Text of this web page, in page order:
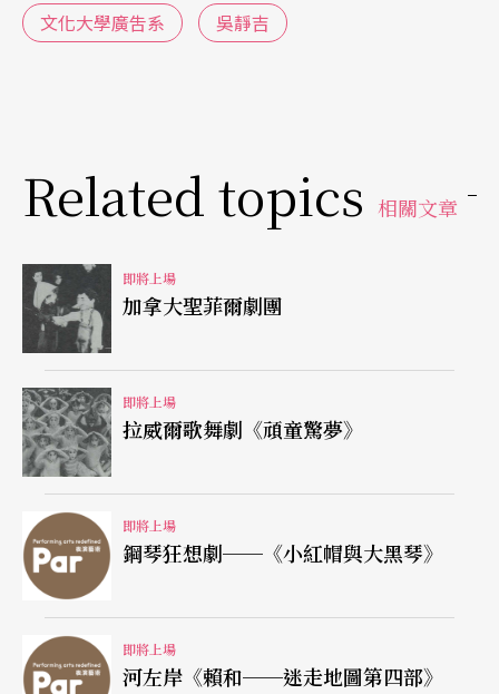
文化大學廣吿系 吳靜吉
Related topics 相關文章
即將上場
加拿大聖菲爾劇團
即將上場
拉威爾歌舞劇《頑童驚夢》
即將上場
鋼琴狂想劇──《小紅帽與大黑琴》
即將上場
河左岸《賴和──迷走地圖第四部》